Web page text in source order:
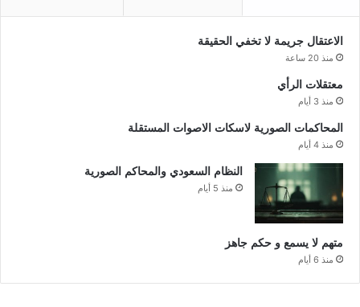
الاعتقال جريمة لا تخفي الحقيقة
منذ 20 ساعة
معتقلات الرأي
منذ 3 أيام
المحاكمات الصورية لاسكات الاصوات المستقلة
منذ 4 أيام
النظام السعودي والمحاكم الصورية
منذ 5 أيام
متهم لا يسمع و حكم جاهز
منذ 6 أيام